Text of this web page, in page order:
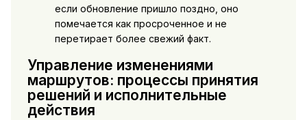
если обновление пришло поздно, оно
помечается как просроченное и не
перетирает более свежий факт.
Управление изменениями
маршрутов: процессы принятия
решений и исполнительные
действия